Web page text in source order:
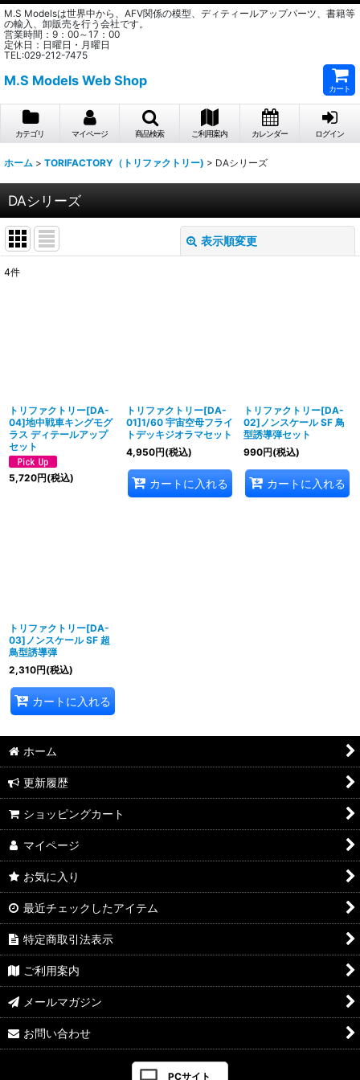
M.S Modelsは世界中から、AFV関係の模型、ディティールアップパーツ、書籍等
の輸入、卸販売を行う会社です。
営業時間：9：00～17：00
定休日：日曜日・月曜日
TEL:029-212-7475
M.S Models Web Shop
カート
カテゴリ マイページ 商品検索 ご利用案内 カレンダー ログイン
ホーム > TORIFACTORY（トリファクトリー) > DAシリーズ
DAシリーズ
表示順変更
絞り込む
4件
トリファクトリー[DA-
04]地中戦車キングモグ
ラス ディテールアップ
セット
5,720円(税込)
トリファクトリー[DA-
01]1/60 宇宙空母フライ
トデッキジオラマセット
4,950円(税込)
カートに入れる
トリファクトリー[DA-
02]ノンスケール SF 鳥
型誘導弾セット
990円(税込)
カートに入れる
トリファクトリー[DA-
03]ノンスケール SF 超
鳥型誘導弾
2,310円(税込)
カートに入れる
ホーム
更新履歴
ショッピングカート
マイページ
お気に入り
最近チェックしたアイテム
特定商取引法表示
ご利用案内
メールマガジン
お問い合わせ
PCサイト